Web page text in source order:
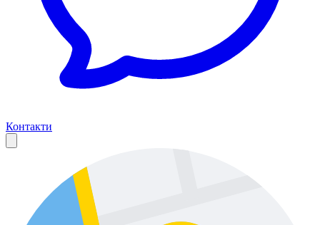
Контакти